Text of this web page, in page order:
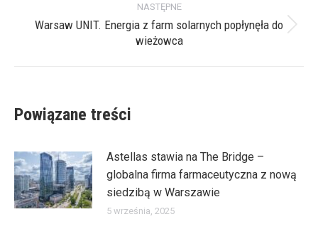
NASTĘPNE
Następny
Warsaw UNIT. Energia z farm solarnych popłynęła do
wieżowca
Powiązane treści
Astellas stawia na The Bridge –
globalna firma farmaceutyczna z nową
siedzibą w Warszawie
5 września, 2025